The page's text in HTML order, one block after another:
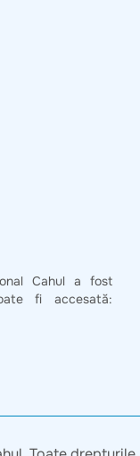
Cahul a fost
fi accesată: